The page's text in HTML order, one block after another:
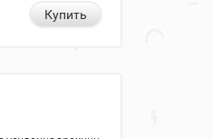
Купить